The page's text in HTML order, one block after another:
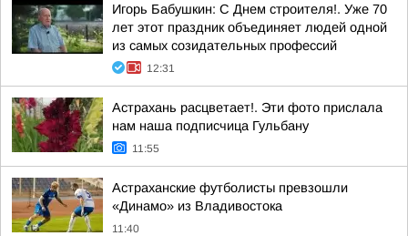
Игорь Бабушкин: С Днем строителя!. Уже 70
лет этот праздник объединяет людей одной
из самых созидательных профессий
12:31
Астрахань расцветает!. Эти фото прислала
нам наша подписчица Гульбану
11:55
Астраханские футболисты превзошли
«Динамо» из Владивостока
11:40